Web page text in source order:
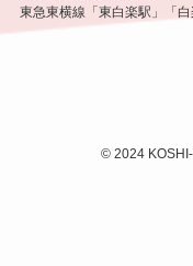
東急東横線「東白楽駅」「
©2024